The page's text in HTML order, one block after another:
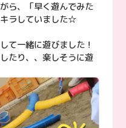
ら、「早く遊んでみた
ラしていました☆
て一緒に遊びました！
たり、、楽しそうに遊